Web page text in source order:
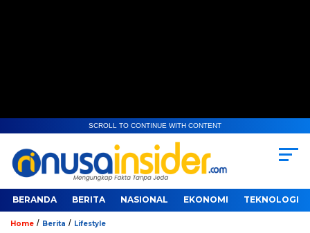
SCROLL TO CONTINUE WITH CONTENT
BERANDA BERITA NASIONAL EKONOMI TEKNOLOGI
Home / Berita / Lifestyle